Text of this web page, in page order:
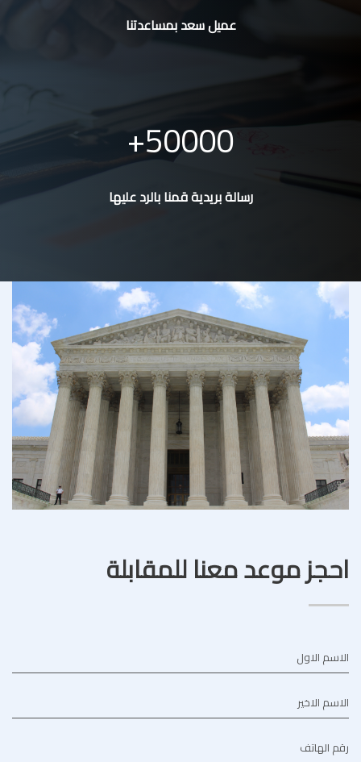
عميل سعد بمساعدتنا
50000
رسالة بريدية قمنا بالرد عليها
احجز موعد معنا للمقابلة
الاسم الاول
الاسم الاخير
رقم الهاتف